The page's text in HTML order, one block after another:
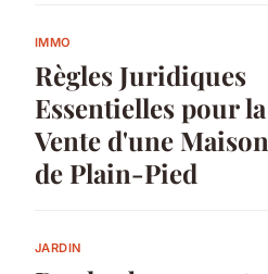
IMMO
Règles Juridiques
Essentielles pour la
Vente d'une Maison
de Plain-Pied
JARDIN